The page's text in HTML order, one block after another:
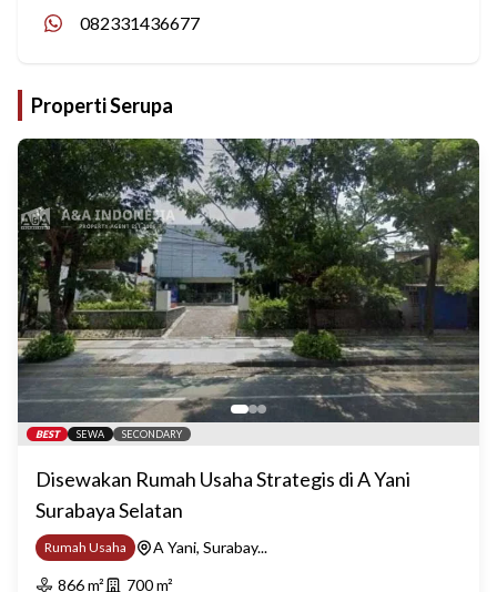
082331436677
Properti Serupa
BEST SEWA SECONDARY
Disewakan Rumah Usaha Strategis di A Yani
Surabaya Selatan
Rumah Usaha
A Yani, Surabay...
866m² 700m²